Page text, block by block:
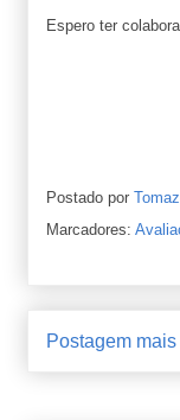
Espero ter
Postado por
Marcadores:
Postagem